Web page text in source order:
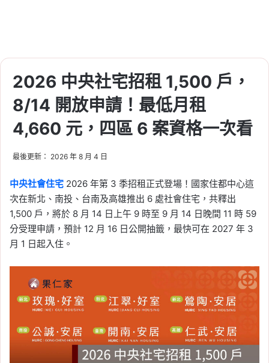
2026 中央社宅招租 1,500 戶，
8/14 開放申請！最低月租
4,660 元，四區 6 案資格一次看
最後更新： 2026 年 8 月 4 日
中央社會住宅 2026 年第 3 季招租正式登場！國家住都中心這
次在新北、南投、台南及高雄推出 6 處社會住宅，共釋出
1,500 戶，將於 8 月 14 日上午 9 時至 9 月 14 日晚間 11 時 59
分受理申請，預計 12 月 16 日公開抽籤，最快可在 2027 年 3
月 1 日起入住。